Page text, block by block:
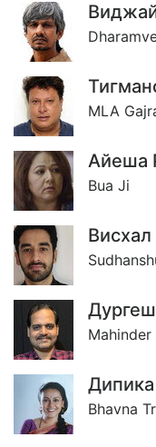
MLA
Айеша
Bua Ji
Висхал
Mahinder
Bhavna